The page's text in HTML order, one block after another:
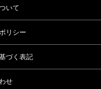
いて
リシー
づく表記
せ